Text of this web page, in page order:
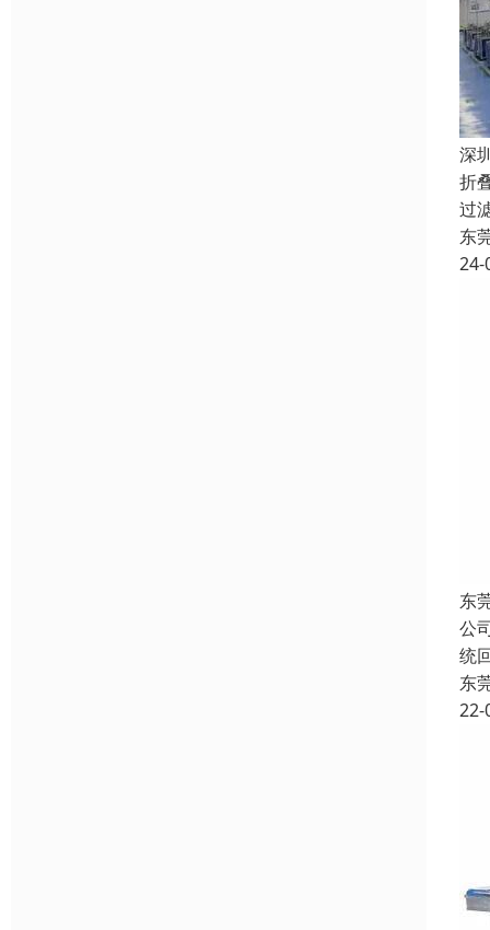
深
折
过
东
24-
东
公
统
东
22-